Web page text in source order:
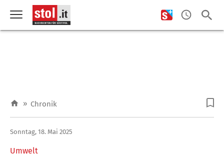
» Chronik
Umwelt
Sonntag, 18. Mai 2025